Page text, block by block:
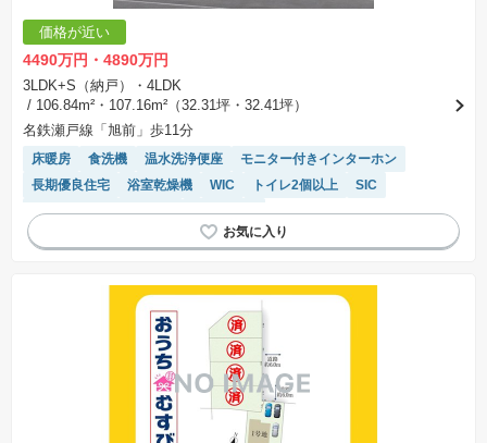
価格が近い
4490万円・4890万円
3LDK+S（納戸）・4LDK
/ 106.84m²・107.16m²（32.31坪・32.41坪）
名鉄瀬戸線「旭前」歩11分
床暖房 食洗機 温水洗浄便座
モニター付きインターホン
長期優良住宅
浴室乾燥機 WIC トイレ2個以上
SIC
接面道路の幅が６m以上
窓付き浴室